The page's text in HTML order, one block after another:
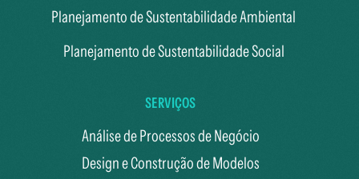
Planejamento de Sustentabilidade Ambiental
Planejamento de Sustentabilidade Social
SERVIÇOS
Análise de Processos de Negócio
Design e Construção de Modelos